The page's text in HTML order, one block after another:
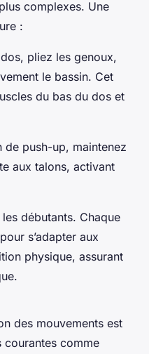
complexes. Une
:
pliez les genoux,
le bassin. Cet
du bas du dos et
de push-up, maintenez
aux talons, activant
débutants. Chaque
s’adapter aux
physique, assurant
des mouvements est
courantes comme